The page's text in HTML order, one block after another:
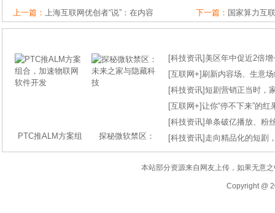
上一篇： 上海互联网优创者“说”：在内容 下一篇： 国家算力互
PTC推ALM方案组 探秘微软禁区：
[科技资讯] 美区年中促近2倍
[互联网+] 刷新内容场、生意
[科技资讯]短剧营销正当时，
[互联网+]让你“停不下来”的
[科技资讯]单条破亿播放、粉
[科技资讯] 走向精品化的短剧
本站部分资源来自网友上传，如果无意
Copyright @